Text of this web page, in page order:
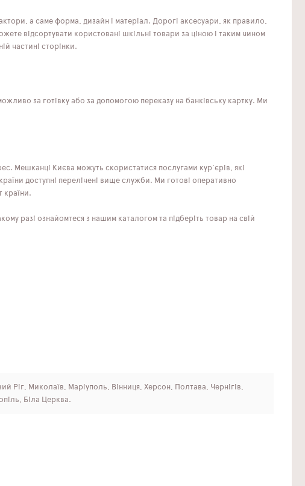
а саме форма, дизайн і матеріал. Дорогі аксесуари, як правило,
відсортувати користовані шкільні товари за ціною і таким чином
частині сторінки.
за готівку або за допомогою переказу на банківську картку. Ми
Мешканці Києва можуть скористатися послугами кур'єрів, які
доступні перелічені вище служби. Ми готові оперативно
країни.
разі ознайомтеся з нашим каталогом та підберіть товар на свій
Ріг, Миколаїв, Маріуполь, Вінниця, Херсон, Полтава, Чернігів,
Біла Церква.